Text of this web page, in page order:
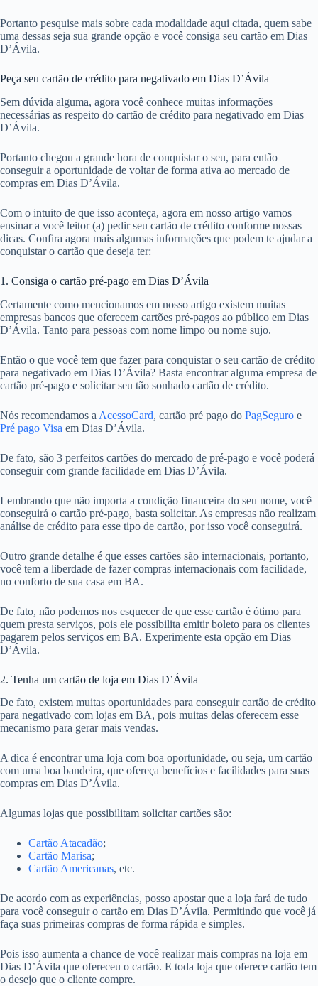
Portanto pesquise mais sobre cada modalidade aqui citada, quem sabe
uma dessas seja sua grande opção e você consiga seu cartão em Dias
D’Ávila.
Peça seu cartão de crédito para negativado em Dias D’Ávila
Sem dúvida alguma, agora você conhece muitas informações
necessárias as respeito do cartão de crédito para negativado em Dias
D’Ávila.
Portanto chegou a grande hora de conquistar o seu, para então
conseguir a oportunidade de voltar de forma ativa ao mercado de
compras em Dias D’Ávila.
Com o intuito de que isso aconteça, agora em nosso artigo vamos
ensinar a você leitor (a) pedir seu cartão de crédito conforme nossas
dicas. Confira agora mais algumas informações que podem te ajudar a
conquistar o cartão que deseja ter:
1. Consiga o cartão pré-pago em Dias D’Ávila
Certamente como mencionamos em nosso artigo existem muitas
empresas bancos que oferecem cartões pré-pagos ao público em Dias
D’Ávila. Tanto para pessoas com nome limpo ou nome sujo.
Então o que você tem que fazer para conquistar o seu cartão de crédito
para negativado em Dias D’Ávila? Basta encontrar alguma empresa de
cartão pré-pago e solicitar seu tão sonhado cartão de crédito.
Nós recomendamos a AcessoCard, cartão pré pago do PagSeguro e
Pré pago Visa em Dias D’Ávila.
De fato, são 3 perfeitos cartões do mercado de pré-pago e você poderá
conseguir com grande facilidade em Dias D’Ávila.
Lembrando que não importa a condição financeira do seu nome, você
conseguirá o cartão pré-pago, basta solicitar. As empresas não realizam
análise de crédito para esse tipo de cartão, por isso você conseguirá.
Outro grande detalhe é que esses cartões são internacionais, portanto,
você tem a liberdade de fazer compras internacionais com facilidade,
no conforto de sua casa em BA.
De fato, não podemos nos esquecer de que esse cartão é ótimo para
quem presta serviços, pois ele possibilita emitir boleto para os clientes
pagarem pelos serviços em BA. Experimente esta opção em Dias
D’Ávila.
2. Tenha um cartão de loja em Dias D’Ávila
De fato, existem muitas oportunidades para conseguir cartão de crédito
para negativado com lojas em BA, pois muitas delas oferecem esse
mecanismo para gerar mais vendas.
A dica é encontrar uma loja com boa oportunidade, ou seja, um cartão
com uma boa bandeira, que ofereça benefícios e facilidades para suas
compras em Dias D’Ávila.
Algumas lojas que possibilitam solicitar cartões são:
Cartão Atacadão;
Cartão Marisa;
Cartão Americanas, etc.
De acordo com as experiências, posso apostar que a loja fará de tudo
para você conseguir o cartão em Dias D’Ávila. Permitindo que você já
faça suas primeiras compras de forma rápida e simples.
Pois isso aumenta a chance de você realizar mais compras na loja em
Dias D’Ávila que ofereceu o cartão. E toda loja que oferece cartão tem
o desejo que o cliente compre.